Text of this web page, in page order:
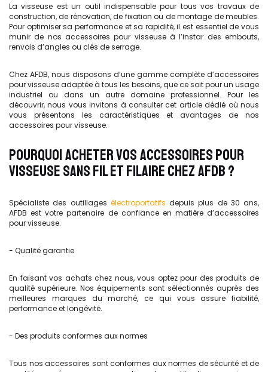
La visseuse est un outil indispensable pour tous vos travaux de
construction, de rénovation, de fixation ou de montage de meubles.
Pour optimiser sa performance et sa rapidité, il est essentiel de vous
munir de nos accessoires pour visseuse à l’instar des embouts,
renvois d’angles ou clés de serrage.
Chez AFDB, nous disposons d’une gamme complète d’accessoires
pour visseuse adaptée à tous les besoins, que ce soit pour un usage
industriel ou dans un autre domaine professionnel. Pour les
découvrir, nous vous invitons à consulter cet article dédié où nous
vous présentons les caractéristiques et avantages de nos
accessoires pour visseuse.
POURQUOI ACHETER VOS ACCESSOIRES POUR
VISSEUSE SANS FIL ET FILAIRE CHEZ AFDB ?
Spécialiste des outillages électroportatifs depuis plus de 30 ans,
AFDB est votre partenaire de confiance en matière d’accessoires
pour visseuse.
- Qualité garantie
En faisant vos achats chez nous, vous optez pour des produits de
qualité supérieure. Nos équipements sont sélectionnés auprès des
meilleures marques du marché, ce qui vous assure fiabilité,
performance et longévité.
- Des produits conformes aux normes
Tous nos accessoires sont conformes aux normes de sécurité et de